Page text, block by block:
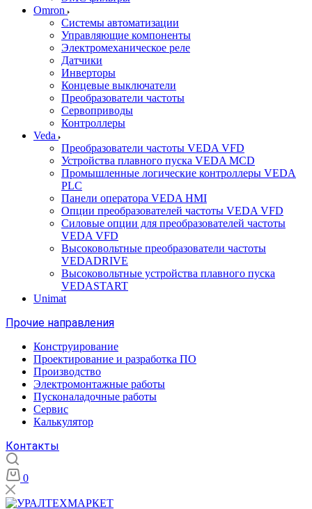
Omron
Системы автоматизации
Управляющие компоненты
Электромеханическое реле
Датчики
Инверторы
Концевые выключатели
Преобразователи частоты
Сервоприводы
Контроллеры
Veda
Преобразователи частоты VEDA VFD
Устройства плавного пуска VEDA MCD
Промышленные логические контроллеры VEDA
PLC
Панели оператора VEDA HMI
Опции преобразователей частоты VEDA VFD
Силовые опции для преобразователей частоты
VEDA VFD
Высоковольтные преобразователи частоты
VEDADRIVE
Высоковольтные устройства плавного пуска
VEDASTART
Unimat
Прочие направления
Конструирование
Проектирование и разработка ПО
Производство
Электромонтажные работы
Пусконаладочные работы
Сервис
Калькулятор
Контакты
0